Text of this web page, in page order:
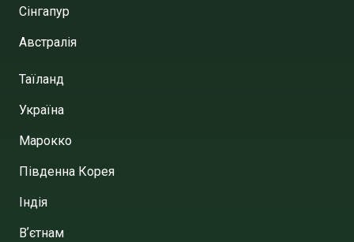
Сінгапур
Австралія
Таїланд
Україна
Марокко
Південна Корея
Індія
Вʼєтнам